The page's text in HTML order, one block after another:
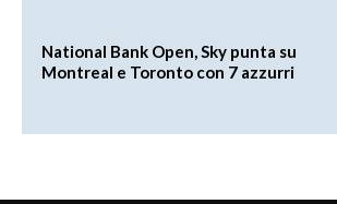
National Bank Open, Sky punta su
Montreal e Toronto con 7 azzurri